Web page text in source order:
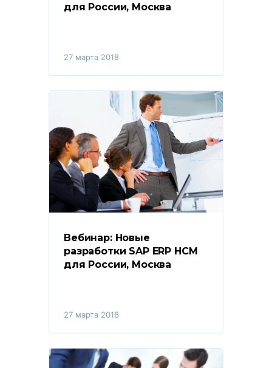
для России, Москва
27 марта 2018
Вебинар: Новые
разработки SAP ERP HCM
для России, Москва
27 марта 2018